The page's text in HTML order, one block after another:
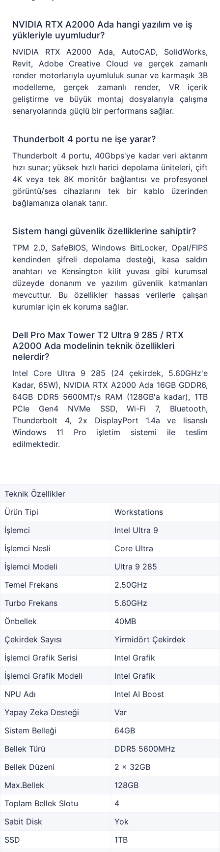
NVIDIA RTX A2000 Ada hangi yazılım ve iş
yükleriyle uyumludur?
NVIDIA RTX A2000 Ada, AutoCAD, SolidWorks,
Revit, Adobe Creative Cloud ve gerçek zamanlı
render motorlarıyla uyumluluk sunar ve karmaşık 3B
modelleme, gerçek zamanlı render, VR içerik
geliştirme ve büyük montaj dosyalarıyla çalışma
senaryolarında güçlü bir performans sağlar.
Thunderbolt 4 portu ne işe yarar?
Thunderbolt 4 portu, 40Gbps'ye kadar veri aktarım
hızı sunar; yüksek hızlı harici depolama üniteleri, çift
4K veya tek 8K monitör bağlantısı ve profesyonel
görüntü/ses cihazlarını tek bir kablo üzerinden
bağlamanıza olanak tanır.
Sistem hangi güvenlik özelliklerine sahiptir?
TPM 2.0, SafeBIOS, Windows BitLocker, Opal/FIPS
kendinden şifreli depolama desteği, kasa saldırı
anahtarı ve Kensington kilit yuvası gibi kurumsal
düzeyde donanım ve yazılım güvenlik katmanları
mevcuttur. Bu özellikler hassas verilerle çalışan
kurumlar için ek koruma sağlar.
Dell Pro Max Tower T2 Ultra 9 285 / RTX
A2000 Ada modelinin teknik özellikleri
nelerdir?
Intel Core Ultra 9 285 (24 çekirdek, 5.60GHz'e
Kadar, 65W), NVIDIA RTX A2000 Ada 16GB GDDR6,
64GB DDR5 5600MT/s RAM (128GB'a kadar), 1TB
PCIe Gen4 NVMe SSD, Wi-Fi 7, Bluetooth,
Thunderbolt 4, 2x DisplayPort 1.4a ve lisanslı
Windows 11 Pro işletim sistemi ile teslim
edilmektedir.
Teknik Özellikler
Ürün Tipi
Workstations
İşlemci
Intel Ultra 9
İşlemci Nesli
Core Ultra
İşlemci Modeli
Ultra 9 285
Temel Frekans
2.50GHz
Turbo Frekans
5.60GHz
Önbellek
40MB
Çekirdek Sayısı
Yirmidört Çekirdek
İşlemci Grafik Serisi
Intel Grafik
İşlemci Grafik Modeli
Intel Grafik
NPU Adı
Intel AI Boost
Yapay Zeka Desteği
Var
Sistem Belleği
64GB
Bellek Türü
DDR5 5600MHz
Bellek Düzeni
2 x 32GB
Max.Bellek
128GB
Toplam Bellek Slotu
4
Sabit Disk
Yok
SSD
1TB